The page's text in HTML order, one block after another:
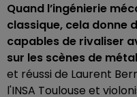
Quand l’ingénierie
classique, cela donne
capables de rivaliser
sur les scènes de
et réussi de Laurent
l'INSA Toulouse et